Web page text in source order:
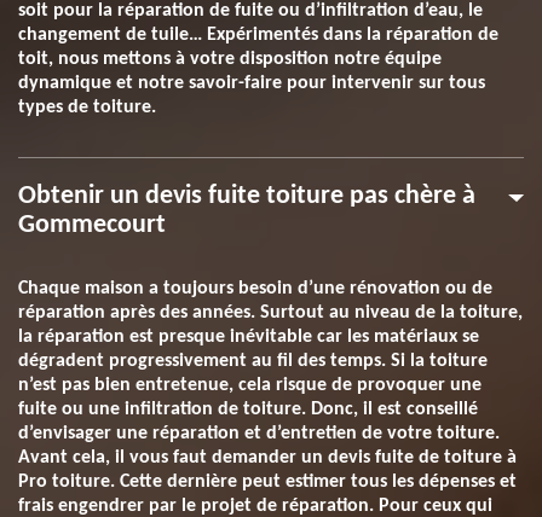
soit pour la réparation de fuite ou d’infiltration d’eau, le
changement de tuile… Expérimentés dans la réparation de
toit, nous mettons à votre disposition notre équipe
dynamique et notre savoir-faire pour intervenir sur tous
types de toiture.
Obtenir un devis fuite toiture pas chère à
Gommecourt
Chaque maison a toujours besoin d’une rénovation ou de
réparation après des années. Surtout au niveau de la toiture,
la réparation est presque inévitable car les matériaux se
dégradent progressivement au fil des temps. Si la toiture
n’est pas bien entretenue, cela risque de provoquer une
fuite ou une infiltration de toiture. Donc, il est conseillé
d’envisager une réparation et d’entretien de votre toiture.
Avant cela, il vous faut demander un devis fuite de toiture à
Pro toiture. Cette dernière peut estimer tous les dépenses et
frais engendrer par le projet de réparation. Pour ceux qui